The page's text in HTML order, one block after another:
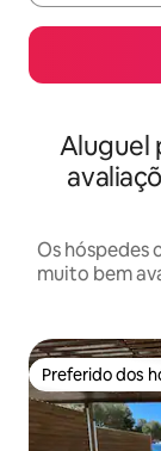
Aluguel
Os hóspedes
muito bem
Preferido dos
Preferido dos